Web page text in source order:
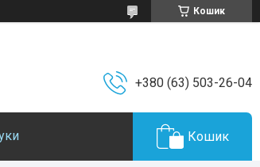
Кошик
+380 (63) 503-26-04
Кошик